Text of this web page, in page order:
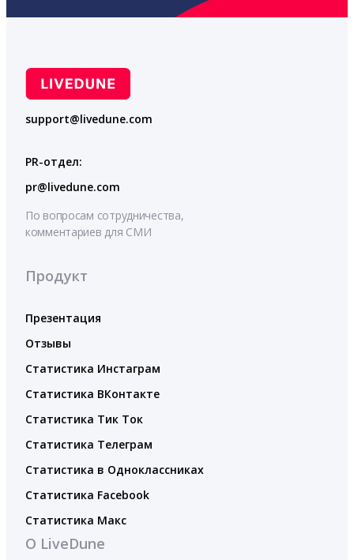
support@livedune.com
PR-отдел:
pr@livedune.com
По вопросам сотрудничества,
комментариев для СМИ
Продукт
Презентация
Отзывы
Статистика Инстаграм
Статистика ВКонтакте
Статистика Тик Ток
Статистика Телеграм
Статистика в Одноклассниках
Статистика Facebook
Статистика Макс
О LiveDune